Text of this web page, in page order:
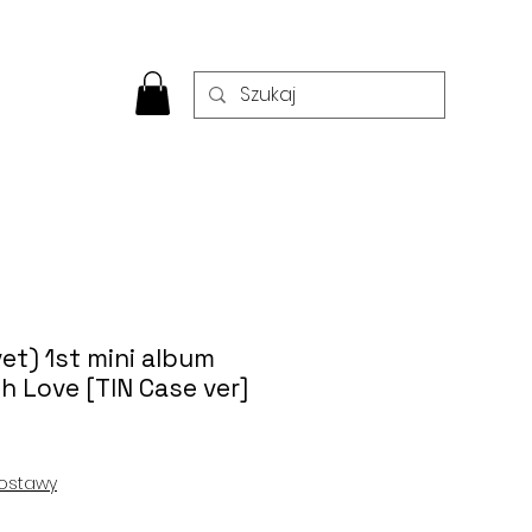
1st mini album
Love [TIN Case ver]